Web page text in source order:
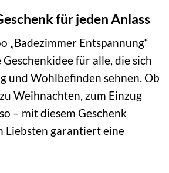
für jeden Anlass
„Badezimmer Entspannung“
für alle, die sich
und Wohlbefinden sehnen. Ob
Weihnachten, zum Einzug
– mit diesem Geschenk
Liebsten garantiert eine